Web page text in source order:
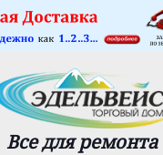
Все для ремонта